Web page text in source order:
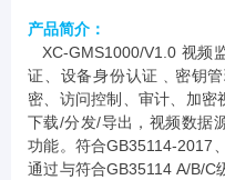
产品简介：
XC-GMS1000/V1.0 视频
证、设备身份认证﹑密钥
密、访问控制、审计、加
下载/分发/导出，视频数据
功能。符合GB35114-2017
通过与符合GB35114 A/B/C